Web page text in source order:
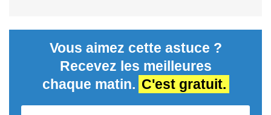
Vous aimez cette astuce ?
Recevez les meilleures
chaque matin. C'est gratuit.